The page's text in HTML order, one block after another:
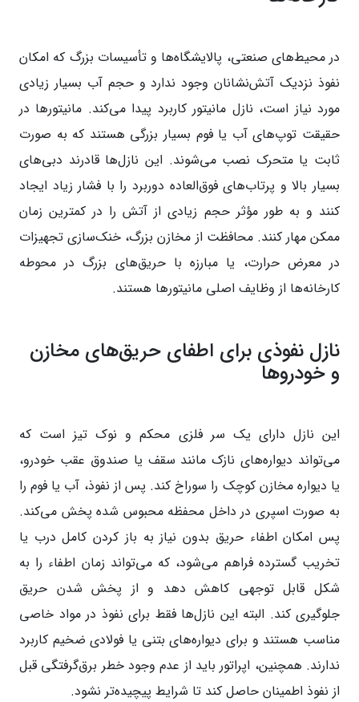
در محیط‌های صنعتی، پالایشگاه‌ها و تأسیسات بزرگ که امکان
نفوذ نزدیک آتش‌نشانان وجود ندارد و حجم آب بسیار زیادی
مورد نیاز است، نازل مانیتور کاربرد پیدا می‌کند. مانیتورها در
حقیقت توپ‌های آب یا فوم بسیار بزرگی هستند که به صورت
ثابت یا متحرک نصب می‌شوند. این نازل‌ها قادرند دبی‌های
بسیار بالا و پرتاب‌های فوق‌العاده دوربرد را با فشار زیاد ایجاد
کنند و به طور مؤثر حجم زیادی از آتش را در کمترین زمان
ممکن مهار کنند. محافظت از مخازن بزرگ، خنک‌سازی تجهیزات
در معرض حرارت، یا مبارزه با حریق‌های بزرگ در محوطه
کارخانه‌ها از وظایف اصلی مانیتورها هستند.
نازل نفوذی برای اطفای حریق‌های مخازن
و خودروها
این نازل دارای یک سر فلزی محکم و نوک تیز است که
می‌تواند دیواره‌های نازک مانند سقف یا صندوق عقب خودرو،
یا دیواره مخازن کوچک را سوراخ کند. پس از نفوذ، آب یا فوم را
به صورت اسپری در داخل محفظه محبوس شده پخش می‌کند.
پس امکان اطفاء حریق بدون نیاز به باز کردن کامل درب یا
تخریب گسترده فراهم می‌شود، که می‌تواند زمان اطفاء را به
شکل قابل توجهی کاهش دهد و از پخش شدن حریق
جلوگیری کند. البته این نازل‌ها فقط برای نفوذ در مواد خاصی
مناسب هستند و برای دیواره‌های بتنی یا فولادی ضخیم کاربرد
ندارند. همچنین، اپراتور باید از عدم وجود خطر برق‌گرفتگی قبل
از نفوذ اطمینان حاصل کند تا شرایط پیچیده‌تر نشود.